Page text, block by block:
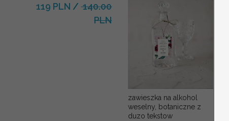
119 PLN /140.00
PLN
zawieszka na alkohol
weselny, botaniczne z
duzo tekstow